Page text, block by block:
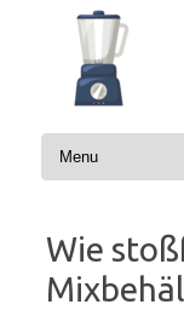
springen
Wie